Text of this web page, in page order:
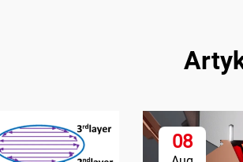
08